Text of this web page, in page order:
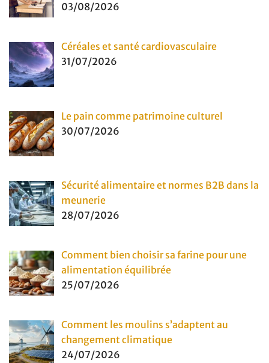
03/08/2026
Céréales et santé cardiovasculaire
31/07/2026
Le pain comme patrimoine culturel
30/07/2026
Sécurité alimentaire et normes B2B dans la
meunerie
28/07/2026
Comment bien choisir sa farine pour une
alimentation équilibrée
25/07/2026
Comment les moulins s’adaptent au
changement climatique
24/07/2026